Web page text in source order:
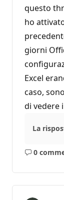
questo
ho
giorni
Excel
caso,
di vedere
La
0